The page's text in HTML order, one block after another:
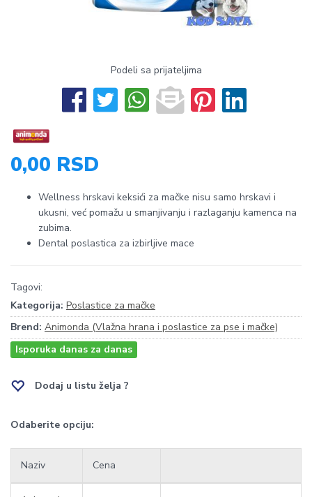
Podeli sa prijateljima
0,00 RSD
Wellness hrskavi keksići za mačke nisu samo hrskavi i
ukusni, već pomažu u smanjivanju i razlaganju kamenca na
zubima.
Dental poslastica za izbirljive mace
Tagovi:
Kategorija: Poslastice za mačke
Brend: Animonda (Vlažna hrana i poslastice za pse i mačke)
Isporuka danas za danas
Dodaj u listu želja ?
Odaberite opciju:
Naziv Cena